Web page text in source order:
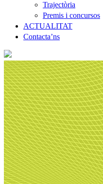
Trajectòria
Premis i concursos
ACTUALITAT
Contacta’ns